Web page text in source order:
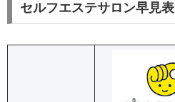
セルフエステサロン早見表